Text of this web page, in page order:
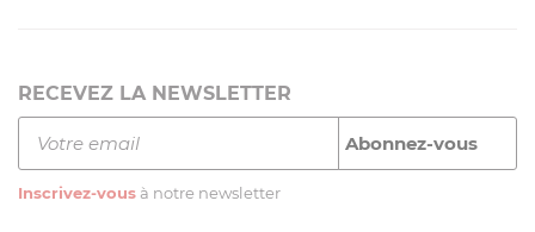
RECEVEZ LA NEWSLETTER
Inscrivez-vous à notre newsletter